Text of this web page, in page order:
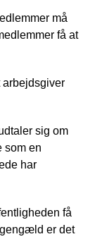
må
få at
sig om
som en
har
få
er det